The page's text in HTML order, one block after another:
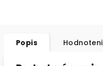
Popis